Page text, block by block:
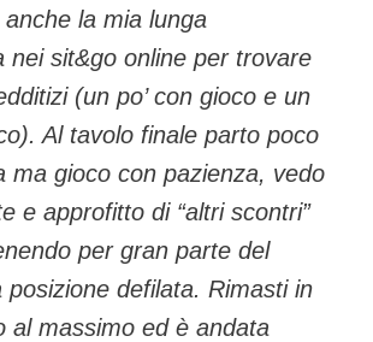
la mia lunga
nei sit&go online per trovare
(un po’ con gioco e un
Al tavolo finale parto poco
ma gioco con pazienza, vedo
e approfitto di “altri scontri”
per gran parte del
posizione defilata. Rimasti in
al massimo ed è andata